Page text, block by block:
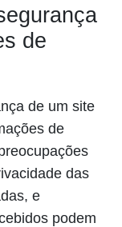
de
de um site
de
das
e
podem